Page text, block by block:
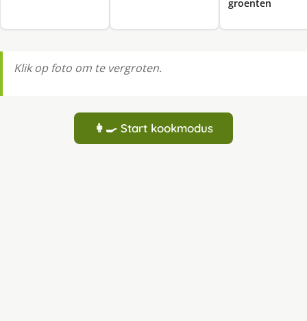
groenten
Klik op foto om te vergroten.
👩‍🍳 Start kookmodus